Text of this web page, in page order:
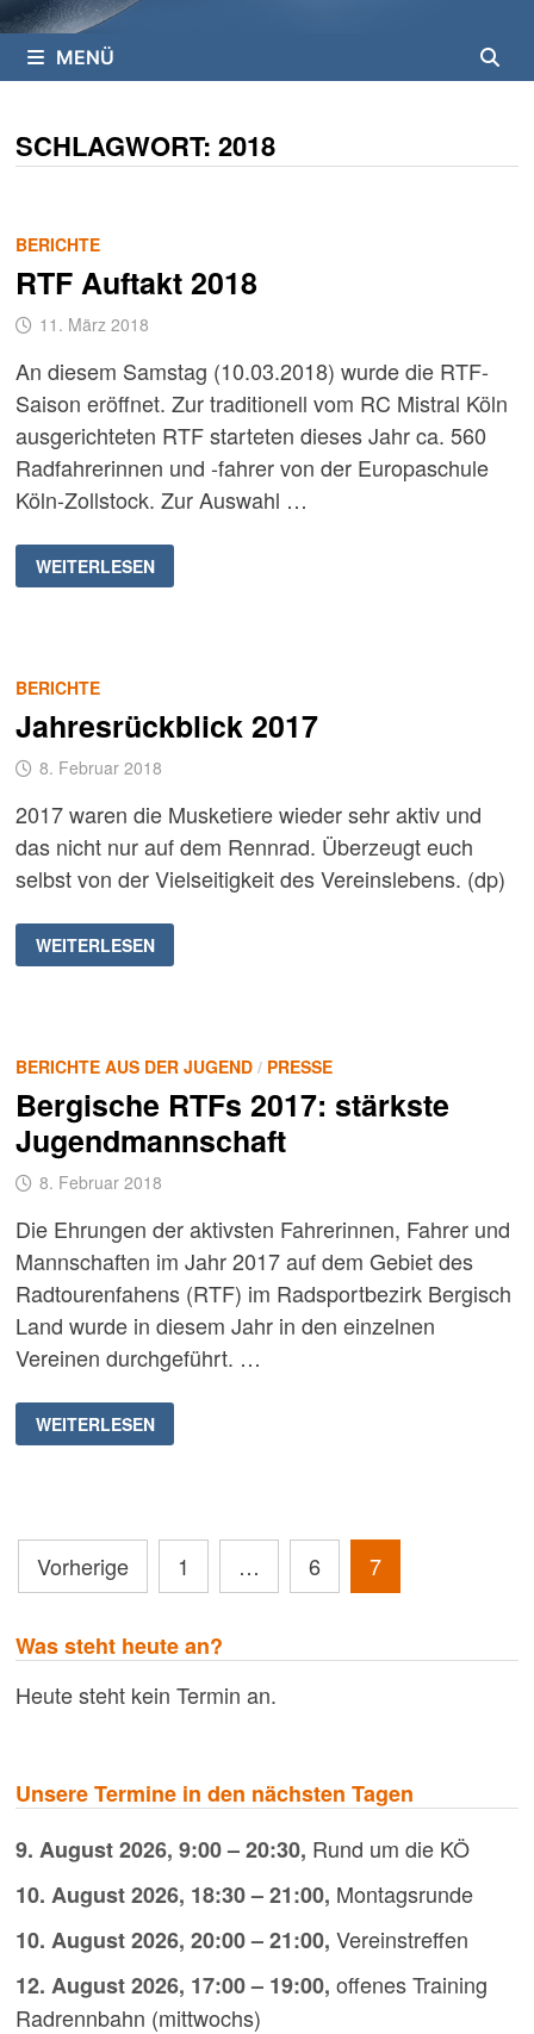
MENÜ
SCHLAGWORT: 2018
BERICHTE
RTF Auftakt 2018
11. März 2018
An diesem Samstag (10.03.2018) wurde die RTF-
Saison eröffnet. Zur traditionell vom RC Mistral Köln
ausgerichteten RTF starteten dieses Jahr ca. 560
Radfahrerinnen und -fahrer von der Europaschule
Köln-Zollstock. Zur Auswahl …
RTF
AUFTAKT
2018
WEITERLESEN
BERICHTE
Jahresrückblick 2017
8. Februar 2018
2017 waren die Musketiere wieder sehr aktiv und
das nicht nur auf dem Rennrad. Überzeugt euch
selbst von der Vielseitigkeit des Vereinslebens. (dp)
JAHRESRÜCKBLICK
2017
WEITERLESEN
BERICHTE AUS DER JUGEND/ PRESSE
Bergische RTFs 2017: stärkste
Jugendmannschaft
8. Februar 2018
Die Ehrungen der aktivsten Fahrerinnen, Fahrer und
Mannschaften im Jahr 2017 auf dem Gebiet des
Radtourenfahens (RTF) im Radsportbezirk Bergisch
Land wurde in diesem Jahr in den einzelnen
Vereinen durchgeführt. …
BERGISCHE
RTFS
2017:
WEITERLESEN
Seitennummerierung
der
Beiträge
Vorherige 1 … 6 7
Was steht heute an?
Heute steht kein Termin an.
Unsere Termine in den nächsten Tagen
9. August 2026, 9:00– 20:30, Rund um die KÖ
10. August 2026, 18:30– 21:00, Montagsrunde
10. August 2026, 20:00– 21:00, Vereinstreffen
12. August 2026, 17:00– 19:00, offenes Training
Radrennbahn (mittwochs)